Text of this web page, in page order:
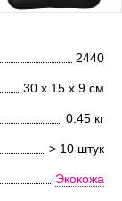
2440
30 х 15 х 9 см
0.45 кг
> 10 штук
Экокожа